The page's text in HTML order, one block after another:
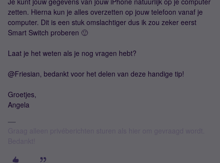
zetten. Hierna kun je alles overzetten op jouw telefoon vanaf je
computer. Dit is een stuk omslachtiger dus ik zou zeker eerst
Smart Switch proberen 🙂
Laat je het weten als je nog vragen hebt?
@Friesian, bedankt voor het delen van deze handige tip!
Groetjes,
Angela